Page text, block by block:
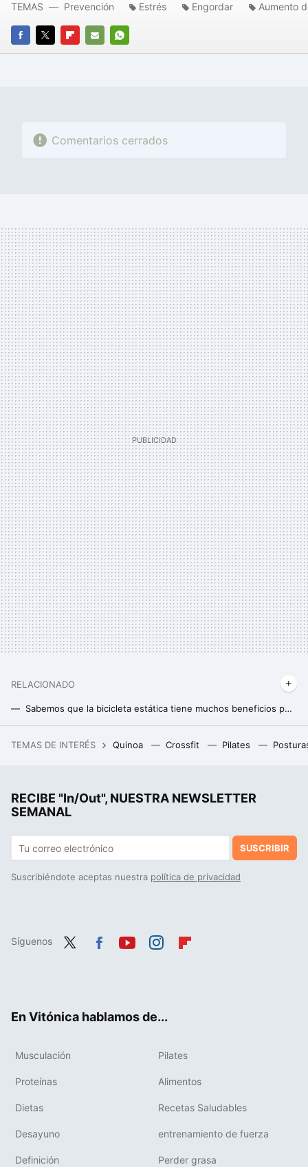
FACEBOOK
TWITTERFLIPBOARD
E-
WHATSAPP
TEMAS Prevención Estrés Engordar Aumento
Comentarios cerrados
RELACIONADO
Sabemos que la bicicleta estática tiene muchos beneficios pero hay uno que tiene asombrada a la ciencia: mejora la memoria
TEMAS DE INTERÉS Quinoa Crossfit Pilates
RECIBE "In/Out", NUESTRA NEWSLETTER
SEMANAL
SUSCRIBIR
Suscribiéndote aceptas nuestra política de privacidad
Síguenos
En Vitónica hablamos de...
Musculación Pilates
Proteínas Alimentos
Dietas Recetas Saludables
Desayuno entrenamiento de fuerza
Definición Perder grasa